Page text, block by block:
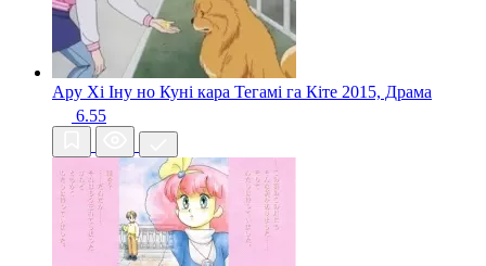
Ару Хі Іну но Куні кара Тегамі га Кіте 2015, Драма
6.55